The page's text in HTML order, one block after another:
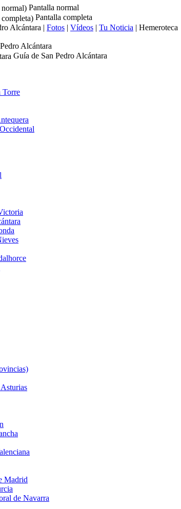
Pantalla normal
Pantalla completa
Alcántara | Fotos | Vídeos | Tu Noticia | Hemeroteca
Alcántara
Guía de San Pedro Alcántara
Torre
Madrid
de Navarra